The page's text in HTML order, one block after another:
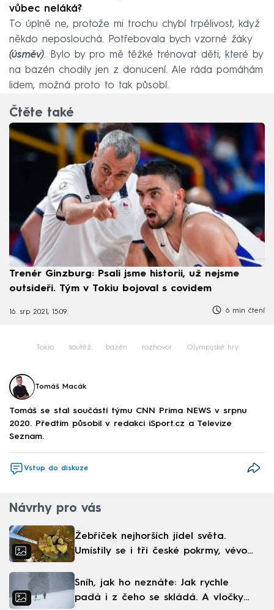
vůbec neláká?
To úplně ne, protože mi trochu chybí trpělivost, když
někdo neposlouchá. Potřebovala bych vzorné žáky
(úsměv). Bylo by pro mě těžké trénovat děti, které by
na bazén chodily jen z donucení. Ale ráda pomáhám
lidem, možná proto to tak působí.
Čtěte také
Trenér Ginzburg: Psali jsme historii, už nejsme
outsideři. Tým v Tokiu bojoval s covidem
16. srp 2021, 15:09 6 min čtení
Tokio soutěž bazén rozhovor Olympijské hry
Tomáš Macák
Tomáš se stal součástí týmu CNN Prima NEWS v srpnu
2020. Předtím působil v redakci iSport.cz a Televize
Seznam.
Vstup do diskuze
Návrhy pro vás
Žebříček nejhorších jídel světa.
Umístily se i tři české pokrmy, vévodí
Sníh, jak ho neznáte: Jak rychle
padá i z čeho se skládá. A vločky